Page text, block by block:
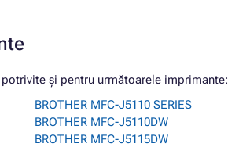
și pentru următoarele imprimante:
BROTHER MFC-J5110 SERIES
BROTHER MFC-J5110DW
BROTHER MFC-J5115DW